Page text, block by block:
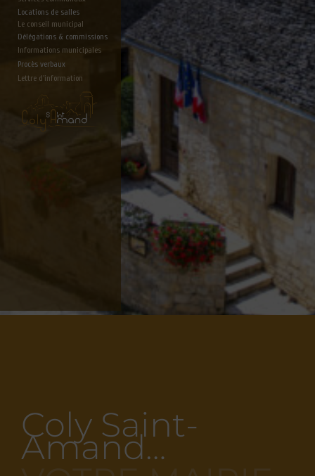
Locations de salles
Le conseil municipal
Délégations & commissions
Informations municipales
Lettre d'information
Procès verbaux
Coly Saint-
Amand…